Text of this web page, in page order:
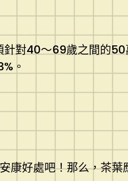
對40～69歲之間的
。
康好處吧！那么，茶